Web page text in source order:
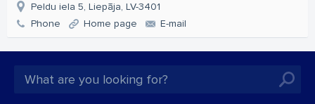
Peldu iela 5, Liepāja, LV-3401
Phone
Home page E-mail